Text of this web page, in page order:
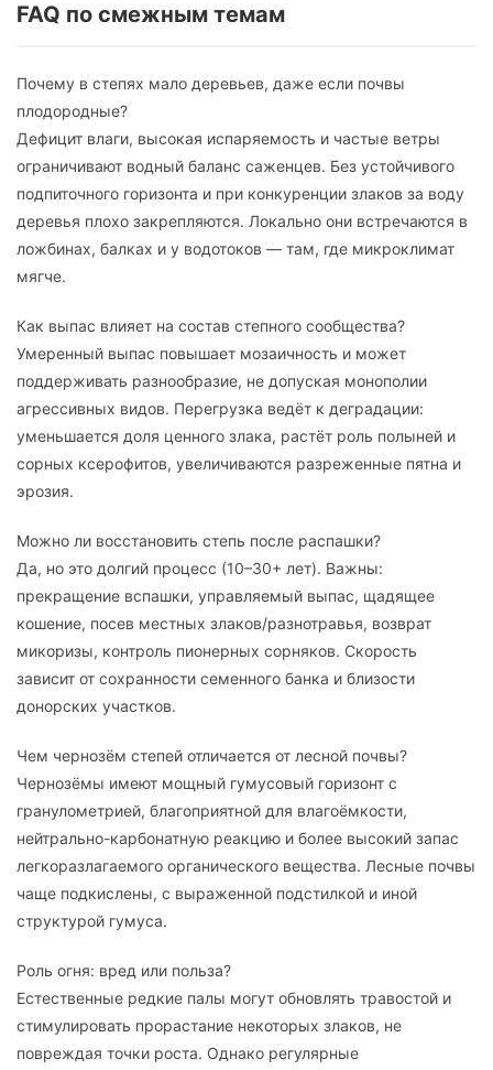
FAQ по смежным темам
Почему в степях мало деревьев, даже если почвы
плодородные?
Дефицит влаги, высокая испаряемость и частые ветры
ограничивают водный баланс саженцев. Без устойчивого
подпиточного горизонта и при конкуренции злаков за воду
деревья плохо закрепляются. Локально они встречаются в
ложбинах, балках и у водотоков — там, где микроклимат
мягче.
Как выпас влияет на состав степного сообщества?
Умеренный выпас повышает мозаичность и может
поддерживать разнообразие, не допуская монополии
агрессивных видов. Перегрузка ведёт к деградации:
уменьшается доля ценного злака, растёт роль полыней и
сорных ксерофитов, увеличиваются разреженные пятна и
эрозия.
Можно ли восстановить степь после распашки?
Да, но это долгий процесс (10–30+ лет). Важны:
прекращение вспашки, управляемый выпас, щадящее
кошение, посев местных злаков/разнотравья, возврат
микоризы, контроль пионерных сорняков. Скорость
зависит от сохранности семенного банка и близости
донорских участков.
Чем чернозём степей отличается от лесной почвы?
Чернозёмы имеют мощный гумусовый горизонт с
гранулометрией, благоприятной для влагоёмкости,
нейтрально-карбонатную реакцию и более высокий запас
легкоразлагаемого органического вещества. Лесные почвы
чаще подкислены, с выраженной подстилкой и иной
структурой гумуса.
Роль огня: вред или польза?
Естественные редкие палы могут обновлять травостой и
стимулировать прорастание некоторых злаков, не
повреждая точки роста. Однако регулярные